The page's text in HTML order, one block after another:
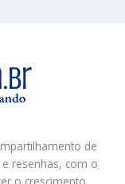
de
resenhas, com o